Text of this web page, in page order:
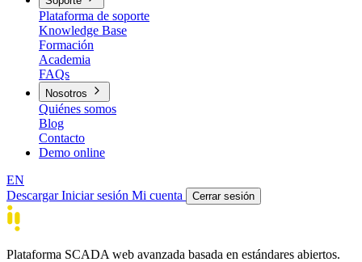
Plataforma de soporte
Knowledge Base
Formación
Academia
FAQs
Nosotros
Quiénes somos
Blog
Contacto
Demo online
EN
DescargarIniciar sesión Mi cuenta Cerrar sesión
Plataforma SCADA web avanzada basada en estándares abiertos.